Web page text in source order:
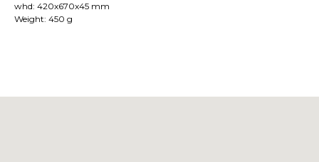
whd: 420x670x45 mm
Weight: 450 g